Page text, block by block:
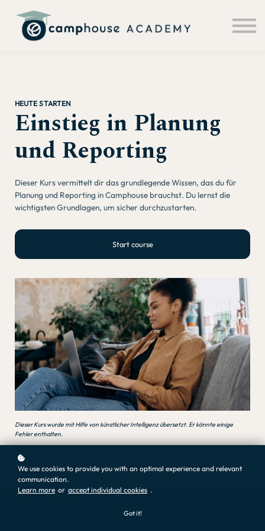
Sign in
HEUTE STARTEN
Einstieg in Planung
und Reporting
Dieser Kurs vermittelt dir das grundlegende Wissen, das du für
Planung und Reporting in Camphouse brauchst. Du lernst die
wichtigsten Grundlagen, um sicher durchzustarten.
Start course
Dieser Kurs wurde mit Hilfe von künstlicher Intelligenz übersetzt. Er könnte einige
Fehler enthalten.
We use cookies to provide you with an optimal experience and relevant
communication.
Learn more or accept individual cookies .
Got it!